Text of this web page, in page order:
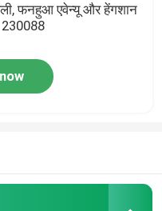
फनहुआ एवेन्यू और हेंगशान
230088